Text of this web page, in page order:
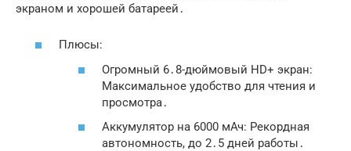
экраном и хорошей батареей․
Плюсы:
Огромный 6․8-дюймовый HD+ экран:
Максимальное удобство для чтения и
просмотра․
Аккумулятор на 6000 мАч: Рекордная
автономность, до 2․5 дней работы․